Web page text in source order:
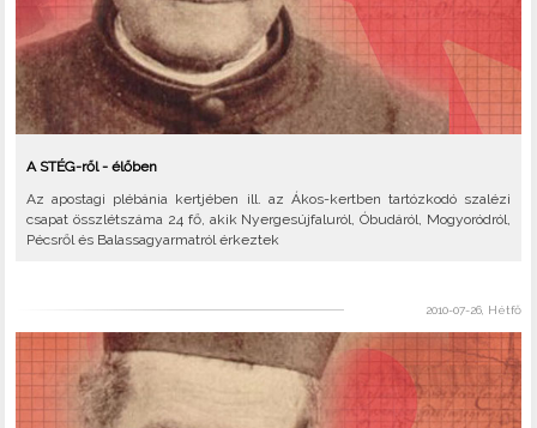
A STÉG-ről - élőben
Az apostagi plébánia kertjében ill. az Ákos-kertben tartózkodó szalézi
csapat összlétszáma 24 fő, akik Nyergesújfaluról, Óbudáról, Mogyoródról,
Pécsről és Balassagyarmatról érkeztek
2010-07-26, Hétfő